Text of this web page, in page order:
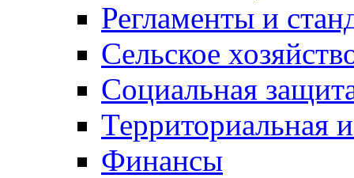
Регламенты и
Сельское
Социальная
Территориальная
Финансы